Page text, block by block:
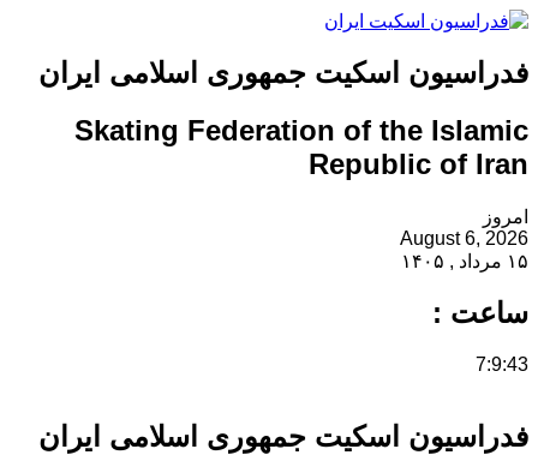
فدراسیون اسکیت جمهوری اسلامی ایران
Skating Federation of the Islamic
Republic of Iran
امروز
August 6, 2026
۱۵ مرداد , ۱۴۰۵
ساعت :
7:9:43
فدراسیون اسکیت جمهوری اسلامی ایران